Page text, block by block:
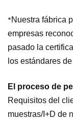
*Nuestra fábrica
empresas
pasado la
los estándares
El proceso de
Requisitos del
muestras/I+D de